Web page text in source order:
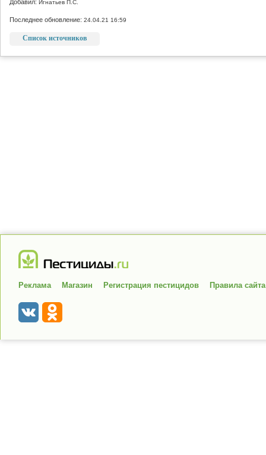
Добавил: Игнатьев П.С.
Последнее обновление: 24.04.21 16:59
Список источников
Реклама Магазин Регистрация пестицидов Правила сайта